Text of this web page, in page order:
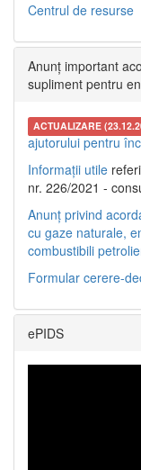
Centrul de resurse
Anunț important
supliment pentru
ACTUALIZARE
ajutorului pentru
Informații utile
nr. 226/2021 -
Anunț privind
cu gaze naturale,
combustibili
Formular cerere-
ePIDS